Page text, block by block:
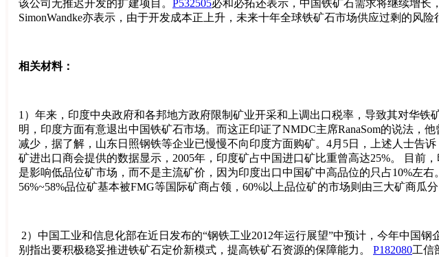
该公司无推迟开发的扩建项目。 P532505必和必拓还表示，中国铁矿石需求将继续增长
SimonWandke亦表示，由于开发成本正上升，未来十年全球铁矿石市场供应过剩的风险
相关材料：
1）年来，印度中央政府和各邦地方政府限制矿业开采和上调出口税率，导致其对华
明，印度方面有意退出中国铁矿石市场。而这正印证了NMDC主席RanaSom的说法
减少，据了解，山东日照钢铁等企业已慢慢不向印度方面购矿。4月5日，上述人士告
矿进出口商会提供的数据显示，2005年，印度矿占中国进口矿比重曾高达25%。 目
是影响低品位矿市场，而不是主流矿价，因为印度出口中国矿中高品位的只占10%左
56%~58%品位矿基本被FMG等国际矿商占领，60%以上品位矿的市场则由三大矿商瓜分
2）中国工业和信息化部在近日发布的“钢铁工业2012年运行展望”中预计，今年中国
别指出要积极稳妥推进铁矿石定价新模式，提高铁矿石资源的保障能力。 P182080工信